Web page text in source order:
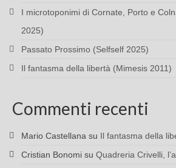
I microtoponimi di Cornate, Porto e
2025)
Passato Prossimo (Selfself 2025)
Il fantasma della libertà (Mimesis 2011)
Commenti recenti
Mario Castellana su Il fantasma della
Cristian Bonomi su Quadreria Crivelli,